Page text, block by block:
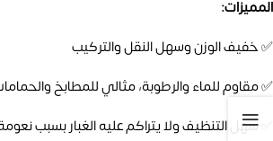
المميزات:
✅ خفيف الوزن وسهل النقل والتركيب
✅ مقاوم للماء والرطوبة، مثالي للمطابخ
✅ سهل التنظيف ولا يتراكم عليه الغبار بسبب